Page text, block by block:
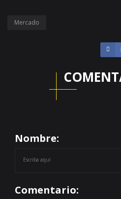
Mercado
Nombre:
Comentario: